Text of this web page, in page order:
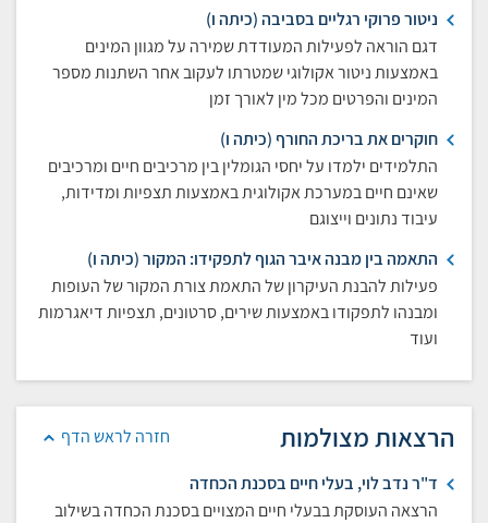
ניטור פרוקי רגליים בסביבה (כיתה ו)
דגם הוראה לפעילות המעודדת שמירה על מגוון המינים
באמצעות ניטור אקולוגי שמטרתו לעקוב אחר השתנות מספר
המינים והפרטים מכל מין לאורך זמן
חוקרים את בריכת החורף (כיתה ו)
התלמידים ילמדו על יחסי הגומלין בין מרכיבים חיים ומרכיבים
שאינם חיים במערכת אקולוגית באמצעות תצפיות ומדידות,
עיבוד נתונים וייצוגם
התאמה בין מבנה איבר הגוף לתפקידו: המקור (כיתה ו)
פעילות להבנת העיקרון של התאמת צורת המקור של העופות
ומבנהו לתפקודו באמצעות שירים, סרטונים, תצפיות דיאגרמות
ועוד
חזרה לראש הדף הרצאות מצולמות
ד"ר נדב לוי, בעלי חיים בסכנת הכחדה
הרצאה העוסקת בבעלי חיים המצויים בסכנת הכחדה בשילוב